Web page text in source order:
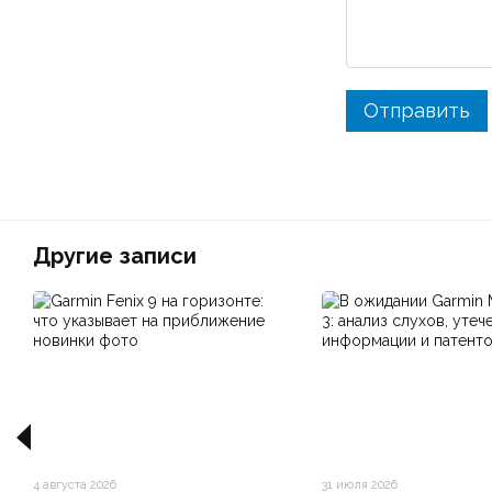
Отправить
Другие записи
4 августа 2026 31 июля 2026